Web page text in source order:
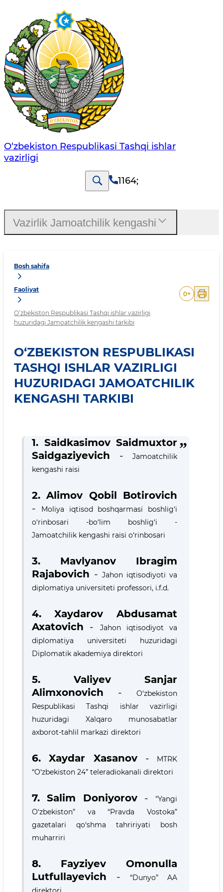
O‘zbеkistоn Rеspublikаsi Tashqi ishlаr
vаzirligi
1164;
Bosh sahifa
Faoliyat
O‘zbekiston Respublikasi Tashqi ishlar vazirligi
huzuridagi Jamoatchilik kengashi tarkibi
0+
O‘ZBEKISTON RESPUBLIKASI
TASHQI ISHLAR VAZIRLIGI
HUZURIDAGI JAMOATCHILIK
KENGASHI TARKIBI
1. Saidkasimov Saidmuxtor
Saidgaziyevich -
Jamoatchilik
kengashi raisi
2. Alimov Qobil Botirovich
-
Moliya iqtisod boshqarmasi boshlig‘i
o‘rinbosari -bo‘lim boshlig‘i -
Jamoatchilik kengashi raisi o‘rinbosari
3.
Mavlyanov Ibragim
Rajabovich - Jahon iqtisodiyoti va
diplomatiya universiteti professori, i.f.d.
4.
Xaydarov Abdusamat
Axatovich -
Jahon iqtisodiyot va
diplomatiya universiteti huzuridagi
Diplomatik akademiya direktori
5.
Valiyev Sanjar
Alimxonovich -
O‘zbekiston
Respublikasi Tashqi ishlar vazirligi
huzuridagi Xalqaro munosabatlar
axborot-tahlil markazi direktori
6. Xaydar Xasanov - MTRK
“O‘zbekiston 24” teleradiokanali direktori
7. Salim Doniyorov -
"Yangi
O‘zbekiston” va “Pravda Vostoka”
gazetalari qo‘shma tahririyati bosh
muharriri
8. Fayziyev Omonulla
Lutfullayevich -
“Dunyo” AA
Vazirlik Jamoatchilik kengashi